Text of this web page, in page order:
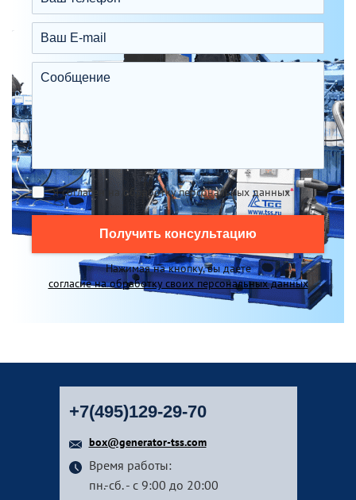
Я согласен на обработку персональных данных*
Получить консультацию
Нажимая на кнопку, вы даете
согласие на обработку своих персональных данных
+7(495)129-29-70
box@generator-tss.com
Время работы:
пн.-сб. - с 9:00 до 20:00